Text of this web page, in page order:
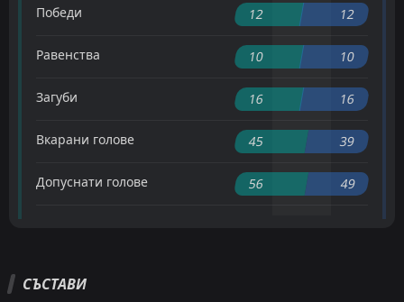
Победи 12 12
Равенства 10 10
Загуби 16 16
Вкарани голове 45 39
Допуснати голове 56 49
СЪСТАВИ